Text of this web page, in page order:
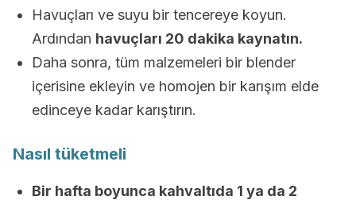
Havuçları ve suyu bir tencereye koyun.
Ardından havuçları 20 dakika kaynatın.
Daha sonra, tüm malzemeleri bir blender
içerisine ekleyin ve homojen bir karışım elde
edinceye kadar karıştırın.
Nasıl tüketmeli
Bir hafta boyunca kahvaltıda 1 ya da 2